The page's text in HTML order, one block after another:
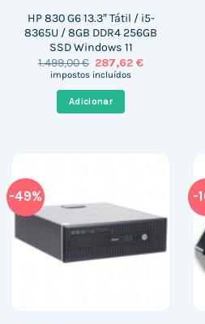
HP 830 G6 13.3″ Tátil / i5-
8365U / 8GB DDR4 256GB
SSD Windows 11
1.499,00€ O
preço
1.499,00 €.
287,62€O
impostos incluídos
Adicionar
-49% -